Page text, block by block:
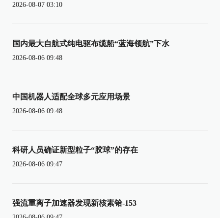
2026-08-07 03:10
国内最大自航式纯电驱布缆船“蓝海领航”下水
2026-08-06 09:48
中国机器人适配全球多元应用场景
2026-08-06 09:48
科研人员确证新型粒子“胶球”的存在
2026-08-06 09:47
强流重离子加速器发现新核素铪-153